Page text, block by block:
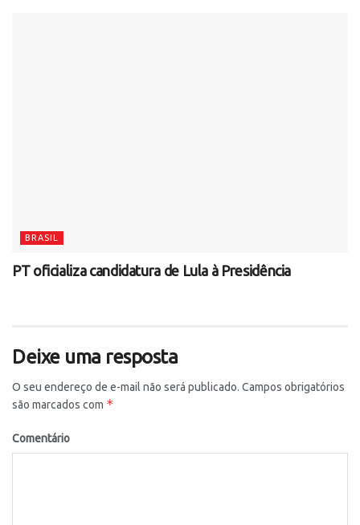
BRASIL
PT oficializa candidatura de Lula à Presidência
Deixe uma resposta
O seu endereço de e-mail não será publicado. Campos obrigatórios
são marcados com *
Comentário